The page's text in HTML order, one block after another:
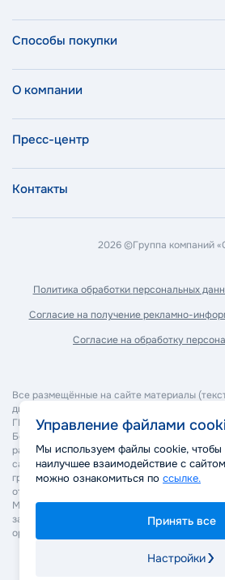
Способы покупки
О компании
Пресс-центр
Контакты
2026 ©Группа компаний
Политика обработкиперсональных
Согласие на получениерекламно-
Согласие на обработку
Все размещённые на сайте материалы
дизайн, программное обеспечение и
ГК "Стратег" и охраняются в соответствии с
Без согласия правообладателя запрещается
распространение, изменение или иное
сайта. Нарушение авторских и смежных
гражданско-правовую, административную и
ответственность в соответствии с
Мы оставляем за собой право применять
защиты своих прав, включая обращение в
органы.
Управление файлами
Мы используем файлы cookie, чтобы
наилучшее взаимодействие с
можно ознакомиться по ссылке.
Принять все
Настройки